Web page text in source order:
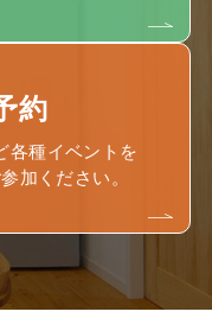
約
各種イベントを
加ください。